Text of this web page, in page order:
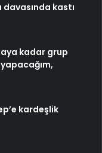
davasında kastı
kadar grup
kardeşlik